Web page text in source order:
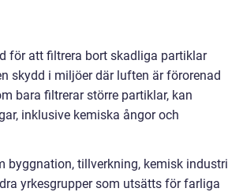
för att filtrera bort skadliga partiklar
skydd i miljöer där luften är förorenad
bara filtrerar större partiklar, kan
inklusive kemiska ångor och
byggnation, tillverkning, kemisk industri
yrkesgrupper som utsätts för farliga